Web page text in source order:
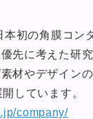
本初の角膜コ
先に考えた研
材やデザイン
しています。
company/